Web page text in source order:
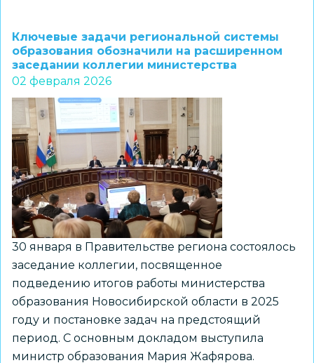
прокомментировали
предстоящее
введение
обязательного
собеседования
истории
в
9-
х
классах
Ключевые задачи региональной системы
образования обозначили на расширенном
заседании коллегии министерства
02 февраля 2026
30 января в Правительстве региона состоялось
заседание коллегии, посвященное
подведению итогов работы министерства
образования Новосибирской области в 2025
году и постановке задач на предстоящий
период. С основным докладом выступила
министр образования Мария Жафярова.